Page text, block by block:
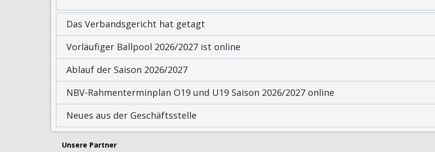
Das Verbandsgericht hat getagt
Vorläufiger Ballpool 2026/2027 ist online
Ablauf der Saison 2026/2027
NBV-Rahmenterminplan O19 und U19 Saison 2026/2027 online
Neues aus der Geschäftsstelle
Unsere Partner